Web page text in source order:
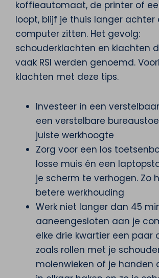
koffieautomaat, de printer of
loopt, blijf je thuis langer achter
computer zitten. Het gevolg:
schouderklachten en klachten
vaak RSI werden genoemd.
klachten met deze tips.
Investeer in een
een verstelbare
juiste werkhoogte
Zorg voor een los
losse muis én een
je scherm te verhogen. Zo
betere werkhouding
Werk niet langer dan 45
aaneengesloten aan je
elke drie kwartier een paar
zoals rollen met je
molenwieken of je handen